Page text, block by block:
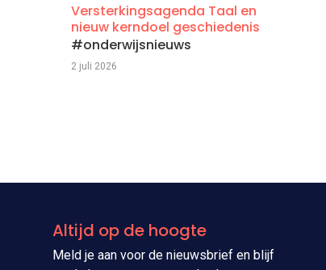
Versterkingsagenda Taal en
nieuw kerndoel geschiedenis
#onderwijsnieuws
2 juli 2026
Altijd op de hoogte
Meld je aan voor de nieuwsbrief en blijf